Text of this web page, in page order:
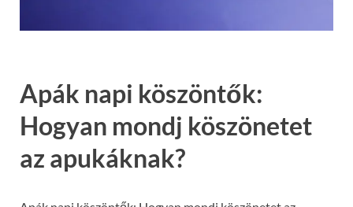
Apák napi köszöntők:
Hogyan mondj köszönetet
az apukáknak?